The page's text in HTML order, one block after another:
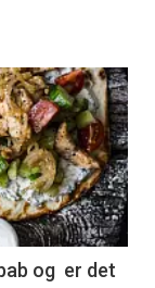
og er det